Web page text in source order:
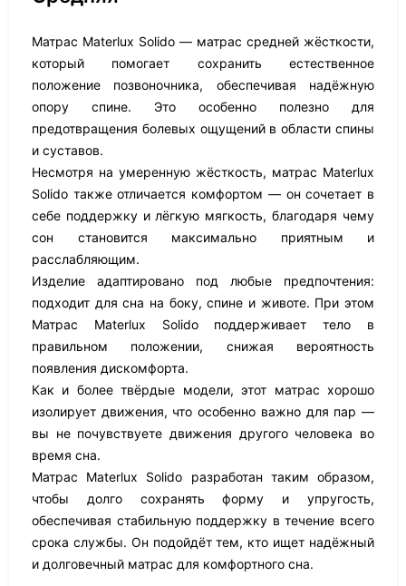
Матрас Materlux Solido — матрас средней жёсткости,
который помогает сохранить естественное
положение позвоночника, обеспечивая надёжную
опору спине. Это особенно полезно для
предотвращения болевых ощущений в области спины
и суставов.
Несмотря на умеренную жёсткость, матрас Materlux
Solido также отличается комфортом — он сочетает в
себе поддержку и лёгкую мягкость, благодаря чему
сон становится максимально приятным и
расслабляющим.
Изделие адаптировано под любые предпочтения:
подходит для сна на боку, спине и животе. При этом
Матрас Materlux Solido поддерживает тело в
правильном положении, снижая вероятность
появления дискомфорта.
Как и более твёрдые модели, этот матрас хорошо
изолирует движения, что особенно важно для пар —
вы не почувствуете движения другого человека во
время сна.
Матрас Materlux Solido разработан таким образом,
чтобы долго сохранять форму и упругость,
обеспечивая стабильную поддержку в течение всего
срока службы. Он подойдёт тем, кто ищет надёжный
и долговечный матрас для комфортного сна.